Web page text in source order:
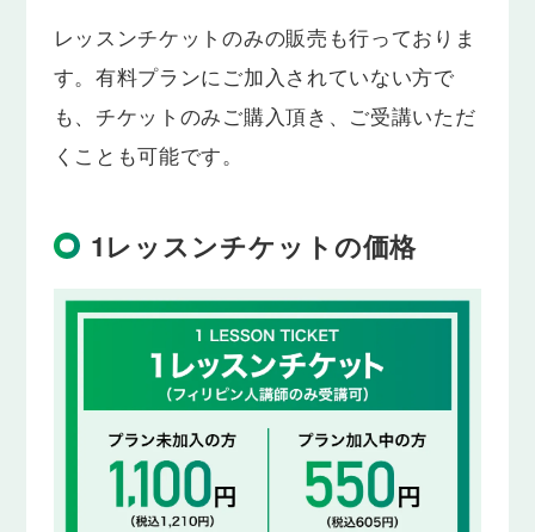
レッスンチケットのみの販売も行っておりま
す。有料プランにご加入されていない方で
も、チケットのみご購入頂き、ご受講いただ
くことも可能です。
1レッスンチケットの価格